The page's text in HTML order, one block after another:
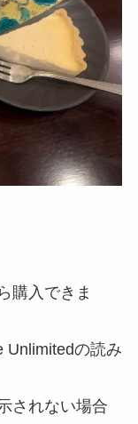
購入できま
Unlimitedの読み
されない場合